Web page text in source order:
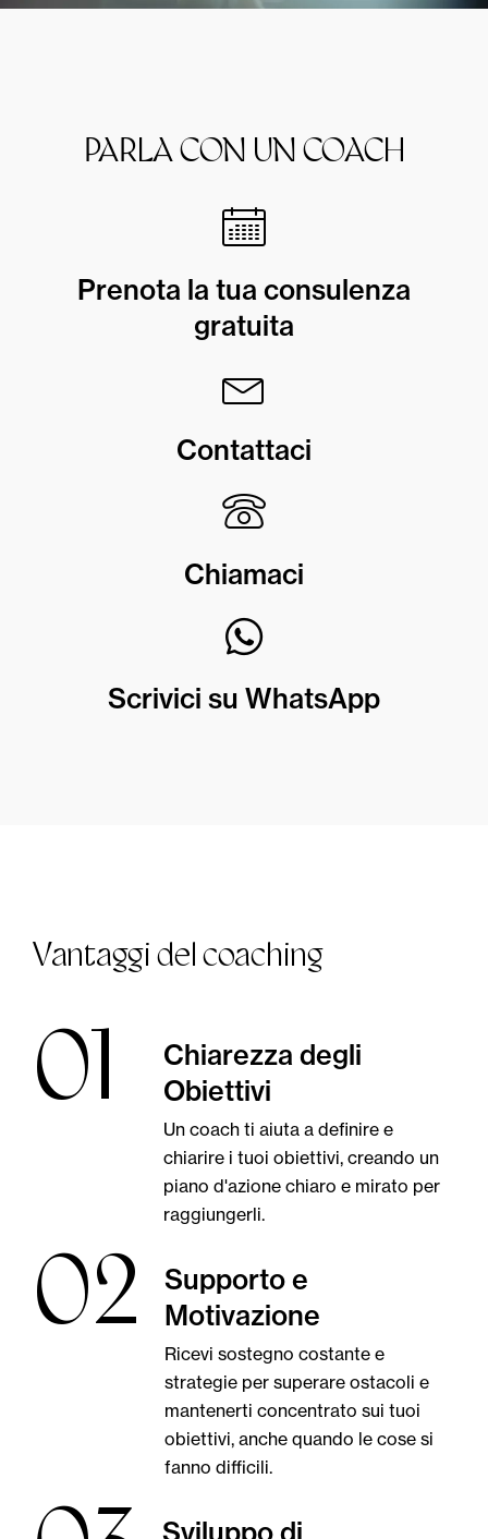
PARLA CON UN COACH
Prenota la tua consulenza
gratuita
Contattaci
Chiamaci
Scrivici su WhatsApp
Vantaggi del coaching
01
Chiarezza degli
Obiettivi
Un coach ti aiuta a definire e
chiarire i tuoi obiettivi, creando un
piano d'azione chiaro e mirato per
raggiungerli.
02
Supporto e
Motivazione
Ricevi sostegno costante e
strategie per superare ostacoli e
mantenerti concentrato sui tuoi
obiettivi, anche quando le cose si
fanno difficili.
Sviluppo di